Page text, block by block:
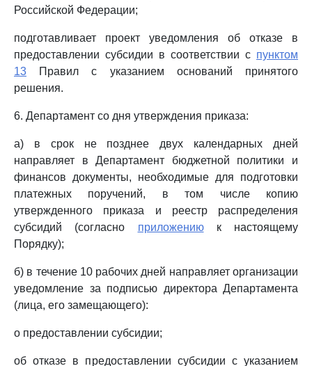
Российской Федерации;
подготавливает проект уведомления об отказе в
предоставлении субсидии в соответствии с пунктом
13 Правил с указанием оснований принятого
решения.
6. Департамент со дня утверждения приказа:
а) в срок не позднее двух календарных дней
направляет в Департамент бюджетной политики и
финансов документы, необходимые для подготовки
платежных поручений, в том числе копию
утвержденного приказа и реестр распределения
субсидий (согласно приложениюк настоящему
Порядку);
б) в течение 10 рабочих дней направляет организации
уведомление за подписью директора Департамента
(лица, его замещающего):
о предоставлении субсидии;
об отказе в предоставлении субсидии с указанием